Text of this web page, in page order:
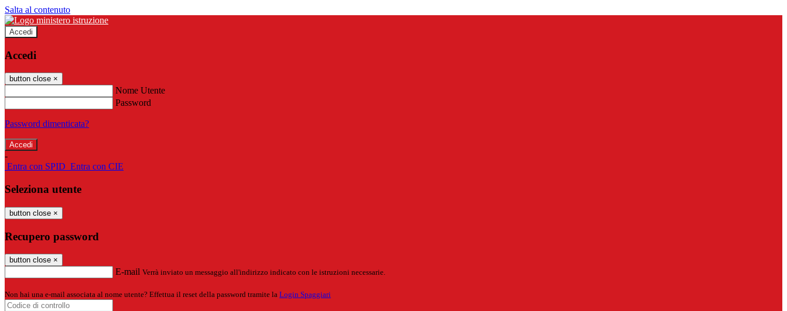
Salta al contenuto
Accedi
Accedi
button close ×
Nome Utente
Password
Password dimenticata?
-
Entra con SPID Entra con CIE
Seleziona utente
button close ×
Recupero password
button close ×
E-mail Verrà inviato un messaggio all'indirizzo indicato con le istruzioni necessarie.
Non hai una e-mail associata al nome utente? Effettua il reset della password tramite la Login Spaggiari